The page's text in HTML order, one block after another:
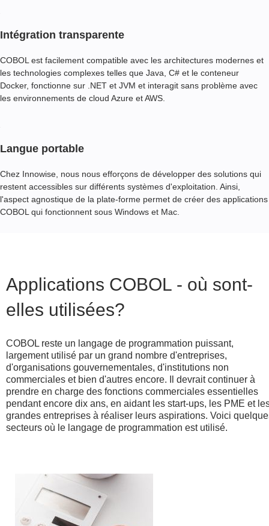
Intégration transparente
COBOL est facilement compatible avec les architectures modernes et
les technologies complexes telles que Java, C# et le conteneur
Docker, fonctionne sur .NET et JVM et interagit sans problème avec
les environnements de cloud Azure et AWS.
Langue portable
Chez Innowise, nous nous efforçons de développer des solutions qui
restent accessibles sur différents systèmes d'exploitation. Ainsi,
l'aspect agnostique de la plate-forme permet de créer des applications
COBOL qui fonctionnent sous Windows et Mac.
Applications COBOL - où sont-
elles utilisées?
COBOL reste un langage de programmation puissant,
largement utilisé par un grand nombre d'entreprises,
d'organisations gouvernementales, d'institutions non
commerciales et bien d'autres encore. Il devrait continuer à
prendre en charge des fonctions commerciales essentielles
pendant encore dix ans, en aidant les start-ups, les PME et
grandes entreprises à réaliser leurs aspirations. Voici
secteurs où le langage de programmation est utilisé.